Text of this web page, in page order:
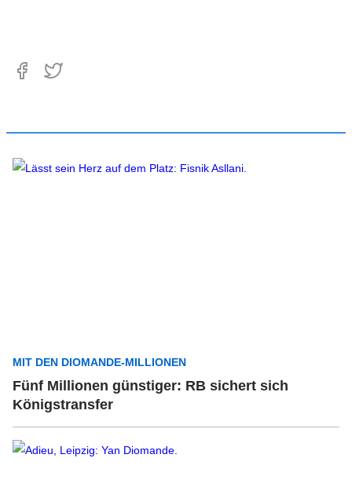
MIT DEN DIOMANDE-MILLIONEN
Fünf Millionen günstiger: RB sichert sich
Königstransfer